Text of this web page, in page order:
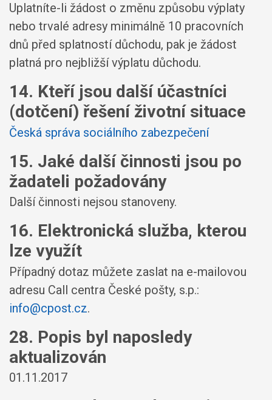
Uplatníte-li žádost o změnu způsobu výplaty
nebo trvalé adresy minimálně 10 pracovních
dnů před splatností důchodu, pak je žádost
platná pro nejbližší výplatu důchodu.
14. Kteří jsou další účastníci
(dotčení) řešení životní situace
Česká správa sociálního zabezpečení
15. Jaké další činnosti jsou po
žadateli požadovány
Další činnosti nejsou stanoveny.
16. Elektronická služba, kterou
lze využít
Případný dotaz můžete zaslat na e-mailovou
adresu Call centra České pošty, s.p.:
info@cpost.cz.
28. Popis byl naposledy
aktualizován
01.11.2017